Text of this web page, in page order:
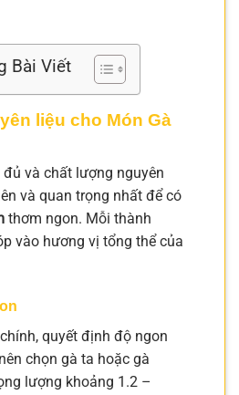
Bài Viết
liệu cho Món Gà
và chất lượng nguyên
và quan trọng nhất để có
thơm ngon. Mỗi thành
vào hương vị tổng thể của
quyết định độ ngon
chọn gà ta hoặc gà
lượng khoảng 1.2 –